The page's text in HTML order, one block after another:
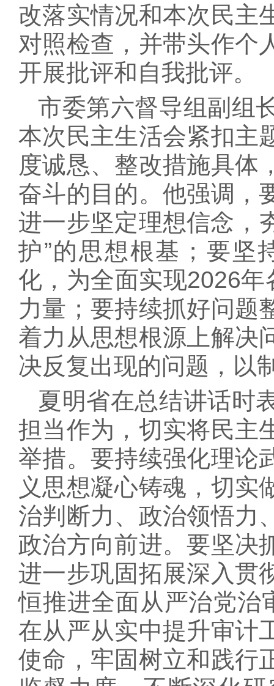
改落实情况和本次民主
对照检查，并带头作个
开展批评和自我批评。
市委第六督导组副组
本次民主生活会紧扣主
度诚恳、整改措施具体
奋斗的目的。他强调，
进一步坚定理想信念，
护”的思想根基；要坚
化，为全面实现2026年
力量；要持续抓好问题
着力从思想根源上解决
决反复出现的问题，以
夏明省在总结讲话时
担当作为，切实将民主
举措。要持续强化理论
义思想凝心铸魂，切实
治判断力、政治领悟力
政治方向前进。要坚决
进一步巩固拓展深入贯
恒推进全面从严治党治
在从严从实中提升审计
使命，牢固树立和践行